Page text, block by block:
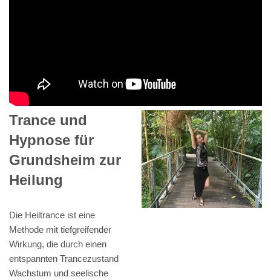
Trance und
Hypnose für
Grundsheim zur
Heilung
Die Heiltrance ist eine
Methode mit tiefgreifender
Wirkung, die durch einen
entspannten Trancezustand
Wachstum und seelische